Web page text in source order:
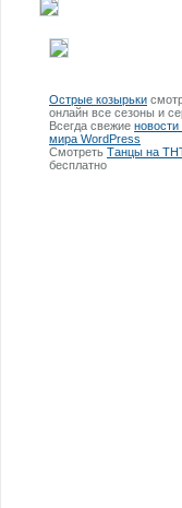
Острые козырьки
онлайн все сезоны и
Всегда свежие новости
мира WordPress
Смотреть Танцы на
бесплатно